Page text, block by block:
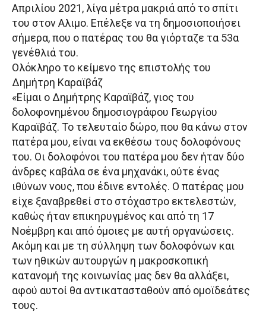
Απριλίου 2021, λίγα μέτρα μακριά από το σπίτι
του στον Αλιμο. Επέλεξε να τη δημοσιοποιήσει
σήμερα, που ο πατέρας του θα γιόρταζε τα 53α
γενέθλιά του.
Ολόκληρο το κείμενο της επιστολής του
Δημήτρη Καραϊβάζ
«Είμαι ο Δημήτρης Καραϊβάζ, γιος του
δολοφονημένου δημοσιογράφου Γεωργίου
Καραϊβάζ. Το τελευταίο δώρο, που θα κάνω στον
πατέρα μου, είναι να εκθέσω τους δολοφόνους
του. Οι δολοφόνοι του πατέρα μου δεν ήταν δύο
άνδρες καβάλα σε ένα μηχανάκι, ούτε ένας
ιθύνων νους, που έδινε εντολές. Ο πατέρας μου
είχε ξαναβρεθεί στο στόχαστρο εκτελεστών,
καθώς ήταν επικηρυγμένος και από τη 17
Νοέμβρη και από όμοιες με αυτή οργανώσεις.
Ακόμη και με τη σύλληψη των δολοφόνων και
των ηθικών αυτουργών η μακροσκοπική
κατανομή της κοινωνίας μας δεν θα αλλάξει,
αφού αυτοί θα αντικατασταθούν από ομοϊδεάτες
τους.